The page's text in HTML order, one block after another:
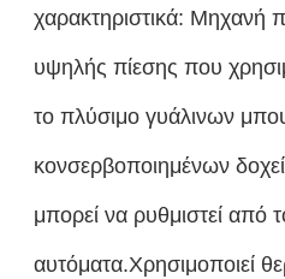
χαρακτηριστικά: Μηχανή
υψηλής πίεσης που
το πλύσιμο γυάλινων
κονσερβοποιημένων
μπορεί να ρυθμιστεί από
αυτόματα.Χρησιμοποιεί